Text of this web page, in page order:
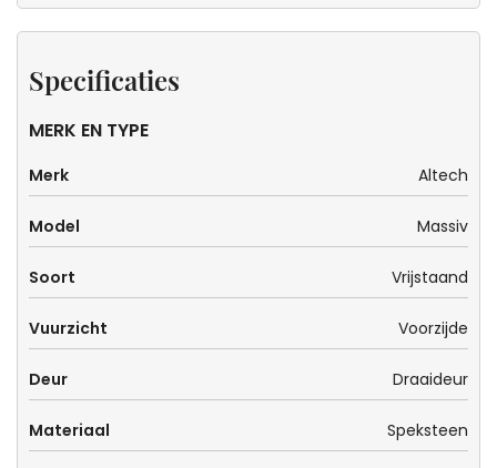
Specificaties
MERK EN TYPE
Merk Altech
Model Massiv
Soort Vrijstaand
Vuurzicht Voorzijde
Deur Draaideur
Materiaal Speksteen